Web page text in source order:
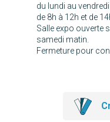
du lundi au vendredi
de 8h à 12h et de
Salle expo ouverte
samedi matin.
Fermeture pour